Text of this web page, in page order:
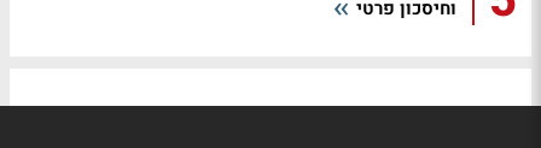
וחיסכון פרטי